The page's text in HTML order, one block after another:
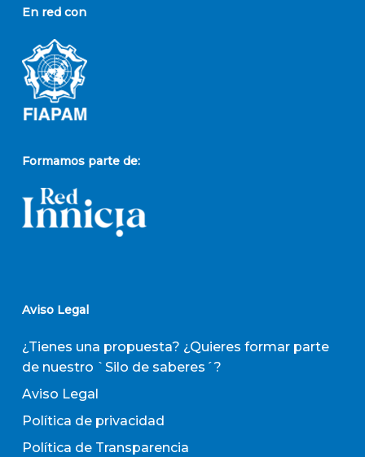
En red con
Formamos parte de:
Aviso Legal
¿Tienes una propuesta? ¿Quieres formar parte
de nuestro `Silo de saberes´?
Aviso Legal
Política de privacidad
Política de Transparencia